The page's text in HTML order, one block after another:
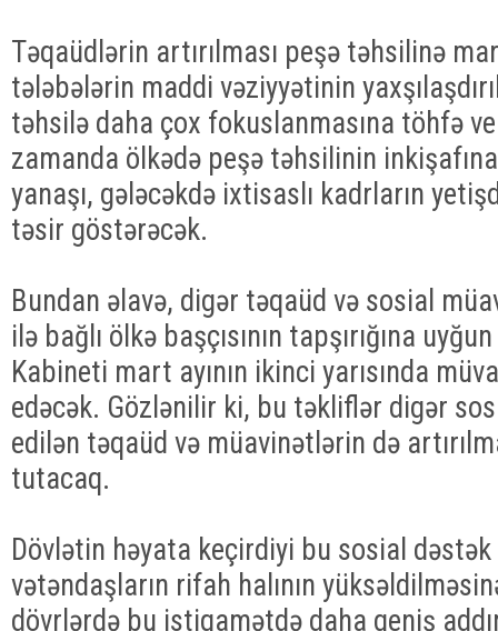
Təqaüdlərin artırılması peşə təhsilinə
tələbələrin maddi vəziyyətinin
təhsilə daha çox fokuslanmasına töhfə
zamanda ölkədə peşə təhsilinin
yanaşı, gələcəkdə ixtisaslı kadrların
təsir göstərəcək.
Bundan əlavə, digər təqaüd və sosial
ilə bağlı ölkə başçısının tapşırığına
Kabineti mart ayının ikinci yarısında
edəcək. Gözlənilir ki, bu təkliflər digər
edilən təqaüd və müavinətlərin də
tutacaq.
Dövlətin həyata keçirdiyi bu sosial
vətəndaşların rifah halının
dövrlərdə bu istiqamətdə daha geniş